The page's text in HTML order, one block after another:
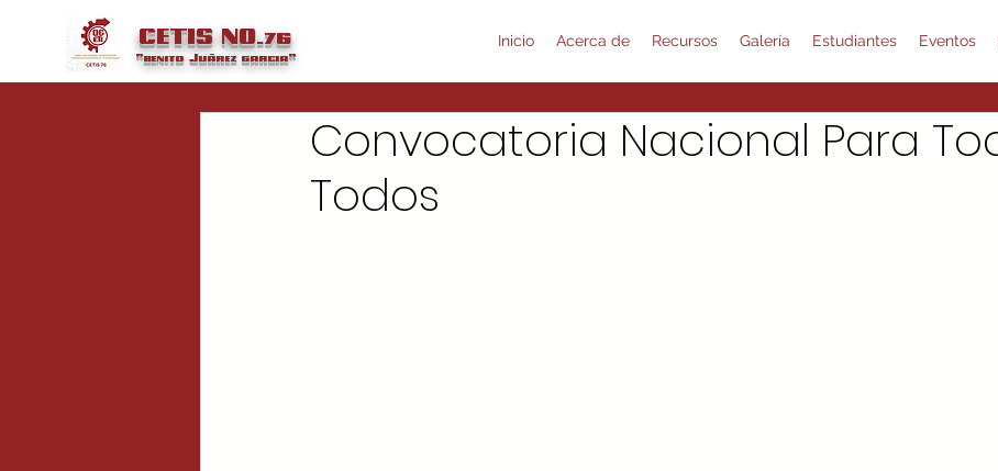
CETIS NO.76
"benito Juárezgarcia"
Inicio Acerca de Recursos Galería Estudiantes Eventos
Convocatoria Nacional Para
Todos